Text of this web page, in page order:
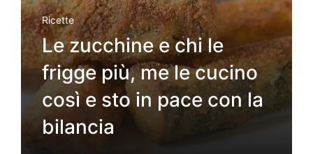
Ricette
Le zucchine e chi le
frigge più, me le cucino
così e sto in pace con la
bilancia